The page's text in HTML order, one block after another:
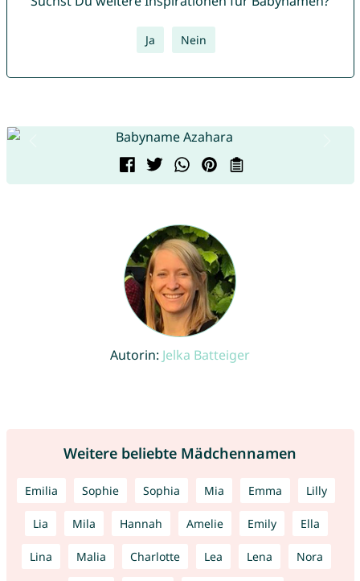
Ja Nein
Autorin: Jelka Batteiger
Weitere beliebte Mädchennamen
Emilia Sophie Sophia Mia Emma Lilly
Lia Mila Hannah Amelie Emily Ella
Lina Malia Charlotte Lea Lena Nora